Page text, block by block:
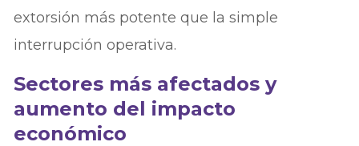
extorsión más potente que la simple
interrupción operativa.
Sectores más afectados y
aumento del impacto
económico